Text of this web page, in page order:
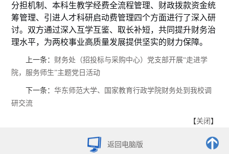
分担机制、本科生教学经费全流程管理、财政拨款资金统
筹管理、引进人才科研启动费管理四个方面进行了深入研
讨。双方通过深入互学互鉴、取长补短，共同提升财务治
理水平，为两校事业高质量发展提供坚实的财力保障。
上一条： 财务处（招投标与采购中心）党支部开展“走进学
院，服务师生”主题党日活动
下一条：华东师范大学、国家教育行政学院财务处到我校调
研交流
【关闭】
返回电脑版